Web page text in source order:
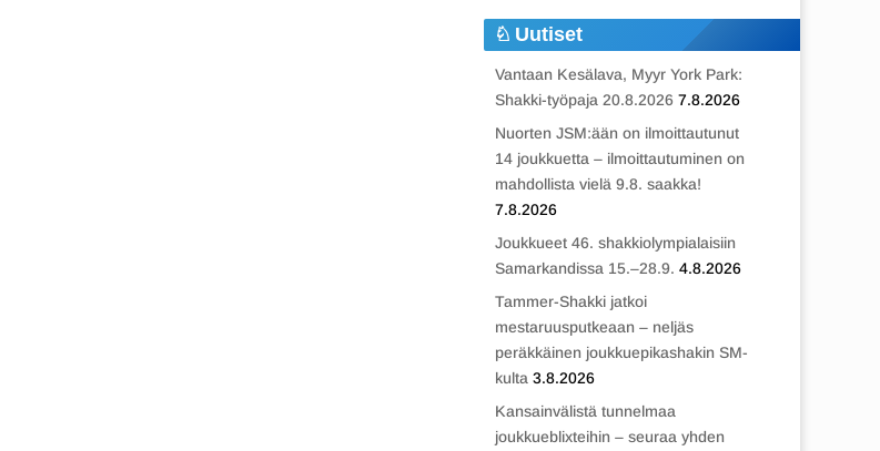
Uutiset
Vantaan Kesälava, Myyr York Park:
Shakki-työpaja 20.8.2026 7.8.2026
Nuorten JSM:ään on ilmoittautunut
14 joukkuetta – ilmoittautuminen on
mahdollista vielä 9.8. saakka!
7.8.2026
Joukkueet 46. shakkiolympialaisiin
Samarkandissa 15.–28.9. 4.8.2026
Tammer-Shakki jatkoi
mestaruusputkeaan – neljäs
peräkkäinen joukkuepikashakin SM-
kulta 3.8.2026
Kansainvälistä tunnelmaa
joukkueblixteihin – seuraa yhden